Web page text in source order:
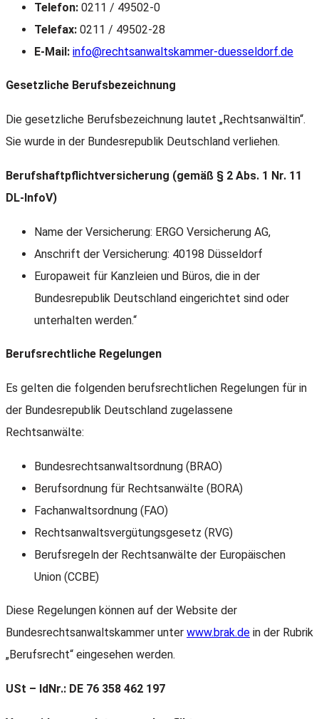
Telefon: 0211 / 49502-0
Telefax: 0211 / 49502-28
E-Mail: info@rechtsanwaltskammer-duesseldorf.de
Gesetzliche Berufsbezeichnung
Die gesetzliche Berufsbezeichnung lautet „Rechtsanwältin“.
Sie wurde in der Bundesrepublik Deutschland verliehen.
Berufshaftpflichtversicherung (gemäß § 2 Abs. 1 Nr. 11
DL-InfoV)
Name der Versicherung: ERGO Versicherung AG,
Anschrift der Versicherung: 40198 Düsseldorf
Europaweit für Kanzleien und Büros, die in der
Bundesrepublik Deutschland eingerichtet sind oder
unterhalten werden.“
Berufsrechtliche Regelungen
Es gelten die folgenden berufsrechtlichen Regelungen für in
der Bundesrepublik Deutschland zugelassene
Rechtsanwälte:
Bundesrechtsanwaltsordnung (BRAO)
Berufsordnung für Rechtsanwälte (BORA)
Fachanwaltsordnung (FAO)
Rechtsanwaltsvergütungsgesetz (RVG)
Berufsregeln der Rechtsanwälte der Europäischen
Union (CCBE)
Diese Regelungen können auf der Website der
Bundesrechtsanwaltskammer unter www.brak.de in der Rubrik
„Berufsrecht“ eingesehen werden.
USt – IdNr.: DE 76 358 462 197